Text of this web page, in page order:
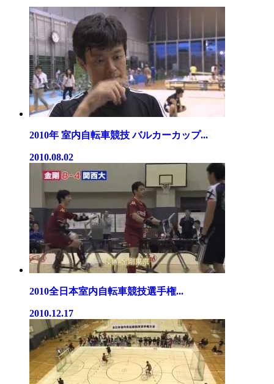
2010年 室内自転車競技 バルカーカップ...
2010.08.02
2010全日本室内自転車競技選手権...
2010.12.17